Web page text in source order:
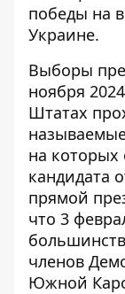
победы на
Украине.
Выборы
ноября
Штатах
на которых
кандидата
прямой
что 3
членов
Южной